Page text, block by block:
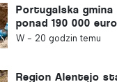
Portugalska gmina
ponad 190 000
zaopatrzenie w
W - 20 godzin temu
Region Alentejo